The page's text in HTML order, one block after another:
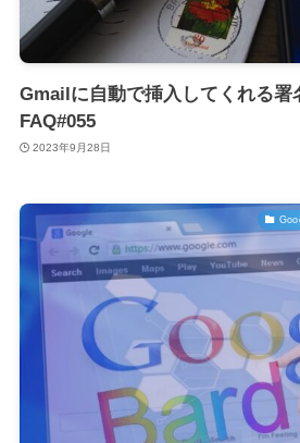
Gmailに自動で挿入してくれる署
FAQ#055
2023年9月28日